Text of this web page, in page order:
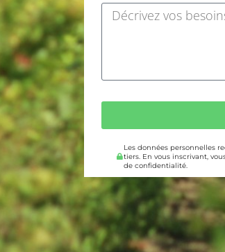
Les données personnelles
tiers. En vous inscrivant,
de confidentialité.